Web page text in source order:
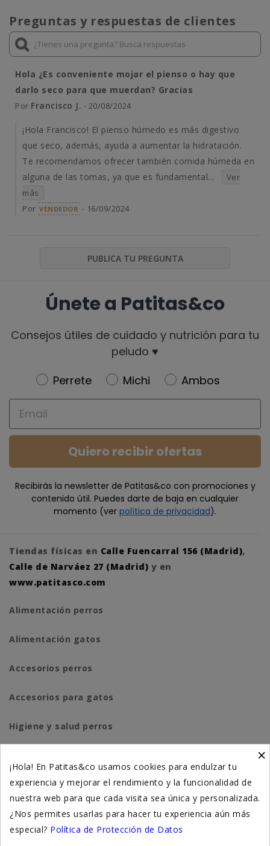
Preguntas y respuestas de clientes
Hola ¿Es conveniente mojar el pienso o hay que
darlo seco para que muerdan? Gracias
Por Francisco J. - 20/08/2024
¡Hola Francisco! El pienso húmedo es más digestivo
que seco, además, ayuda a aumentar la hidratación.
Te recomendamos ofrecer también comida húmeda en
alguna de las tomas, ya que es fundamental...
Ver
más
Por VENDEDOR - 16/09/2024
PUBLICA TU PREGUNTA
Únete a Patitas&co
Consejos útiles de cuidado y nutrición para tu
peludo ♥️
Newsletter
Perrete Michi
Ambos
Email
Quiero recibir ofertas
Recibirás la newsletter de Patitas&co con promociones y
contenido útil. Puedes darte de baja en cualquier
momento (ver política de privacidad).
Tiendas físicas en Calle Fuencarral 156 (Madrid),
Calle de Narváez 27 (Madrid) y en
www.patitasco.com
Alimentación perros
Alimentación gatos
Accesorios perros
Accesorios para gatos
Higiene y salud perros
Suplementación natural
Otros
×
¡Hola! En Patitas&co usamos cookies para endulzar tu
experiencia y mejorar el rendimiento y la funcionalidad de
nuestra web para que cada visita sea única y personalizada.
¿Nos permites usarlas para hacer tu experiencia aún más
especial? Política de Protección de Datos